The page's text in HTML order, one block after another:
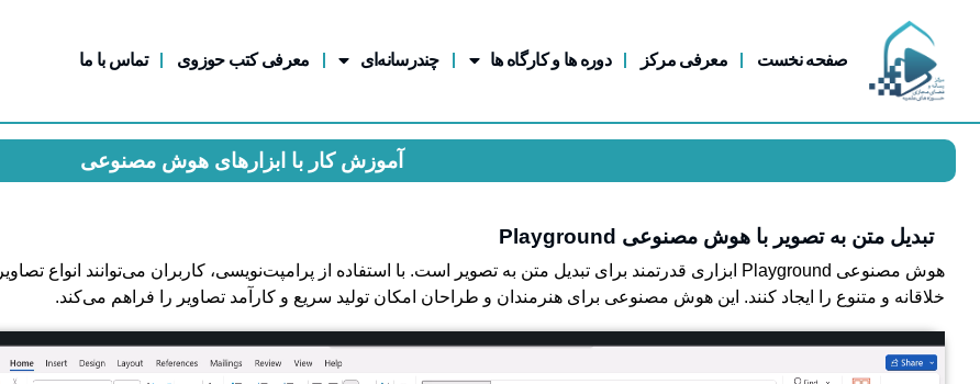
صفحه نخست معرفی مرکز دوره ها و کارگاه ها چندرسانه‌ای معرفی کتب حوزوی تماس با ما
آموزش کار با ابزارهای هوش مصنوعی
تبدیل متن به تصویر با هوش مصنوعی Playground
هوش مصنوعی Playground ابزاری قدرتمند برای تبدیل متن به تصویر است. با استفاده از پرامپت‌نویسی، کاربران می‌توانند انواع تصاویر
خلاقانه و متنوع را ایجاد کنند. این هوش مصنوعی برای هنرمندان و طراحان امکان تولید سریع و کارآمد تصاویر را فراهم می‌کند.